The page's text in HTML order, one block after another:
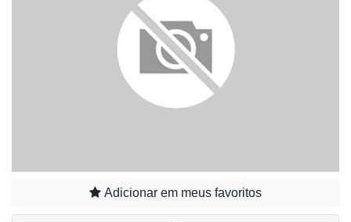
Adicionar em meus favoritos